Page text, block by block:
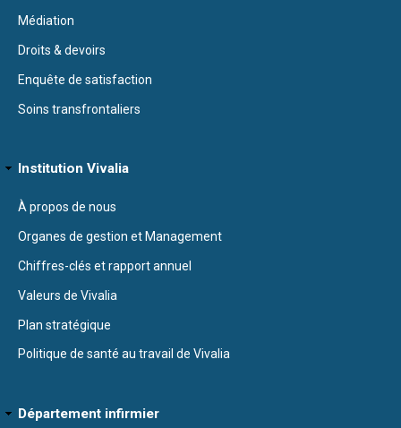
Médiation
Droits & devoirs
Enquête de satisfaction
Soins transfrontaliers
Institution Vivalia
À propos de nous
Organes de gestion et Management
Chiffres-clés et rapport annuel
Valeurs de Vivalia
Plan stratégique
Politique de santé au travail de Vivalia
Département infirmier